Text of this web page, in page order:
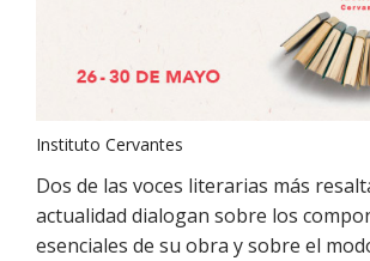
Instituto Cervantes
Dos de las voces literarias más
actualidad dialogan sobre los
esenciales de su obra y sobre el